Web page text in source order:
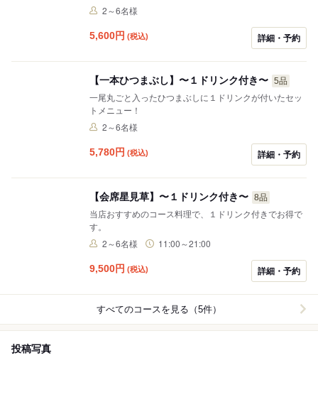
2～6名様
5,600円 (税込) 詳細・予約
【一本ひつまぶし】〜１ドリンク付き〜 5品
一尾丸ごと入ったひつまぶしに１ドリンクが付いたセッ
トメニュー！
2～6名様
5,780円 (税込) 詳細・予約
【会席星見草】〜１ドリンク付き〜 8品
当店おすすめのコース料理で、１ドリンク付きでお得で
す。
2～6名様 11:00～21:00
9,500円 (税込) 詳細・予約
すべてのコースを見る（5件）
投稿写真